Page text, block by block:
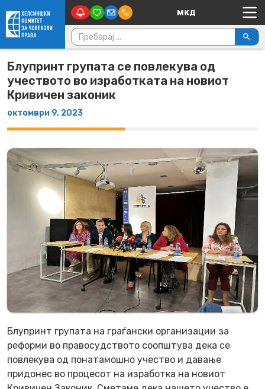
Skip to content Main Navigation
Пребарувај за:
Блупринт групата се повлекува од
учеството во изработката на новиот
Кривичен законик
октомври 9, 2023
Блупринт групата на граѓански организации за
реформи во правосудството соопштува дека се
повлекува од понатамошно учество и давање
придонес во процесот на изработка на новиот